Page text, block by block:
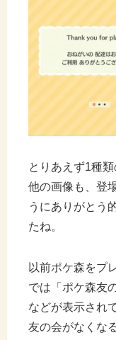
とりあえず1種
他の画像も、登
うにありがとう
たね。
以前ポケ森をプ
では「ポケ森友
などが表示され
友の会がなくな